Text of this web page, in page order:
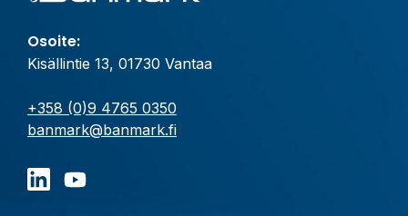
Osoite:
Kisällintie 13, 01730 Vantaa
+358 (0)9 4765 0350
banmark@banmark.fi